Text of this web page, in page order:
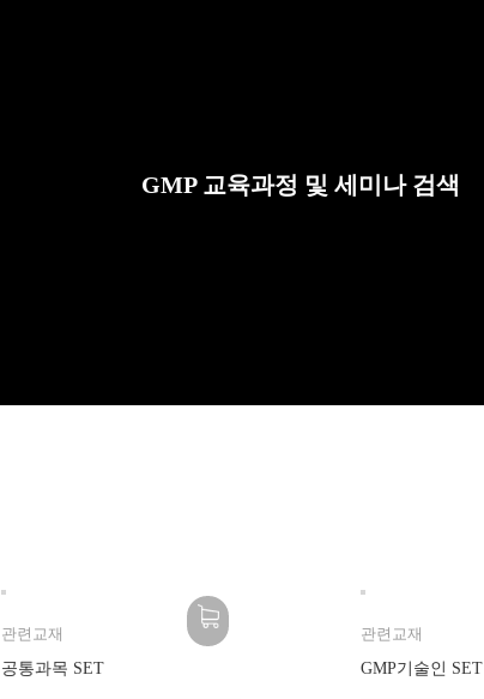
GMP 교육과정 및 세미나 검색
관련교재
공통과목 SET
관련교재
GMP기술인 SET